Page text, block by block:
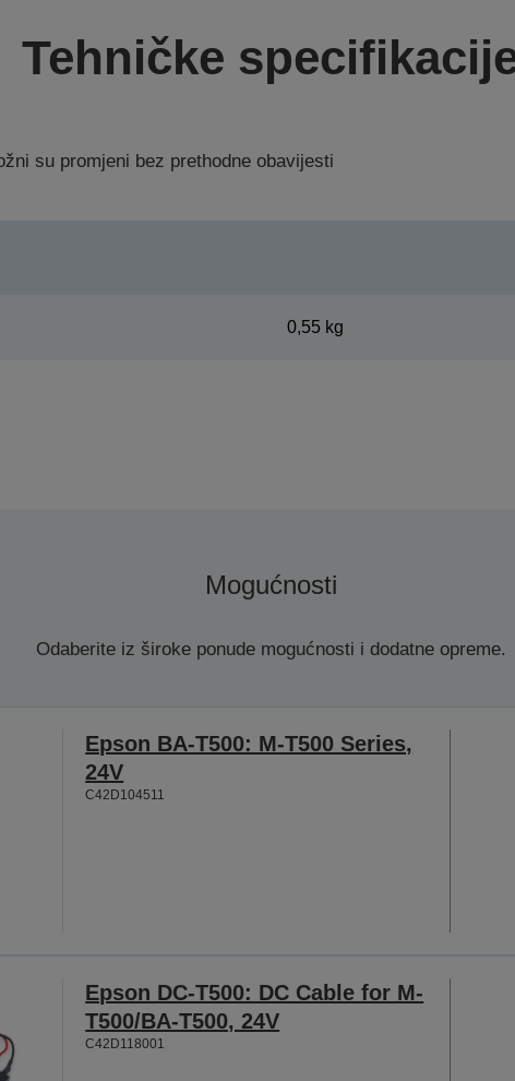
Tehničke
su promjeni bez prethodne obavijesti
0,55 kg
Mogućnosti
Odaberite iz široke ponude mogućnosti i dodatne opreme.
Epson BA-T500: M-T500 Series,
24V
C42D104511
Epson DC-T500: DC Cable for M-
T500/BA-T500, 24V
C42D118001